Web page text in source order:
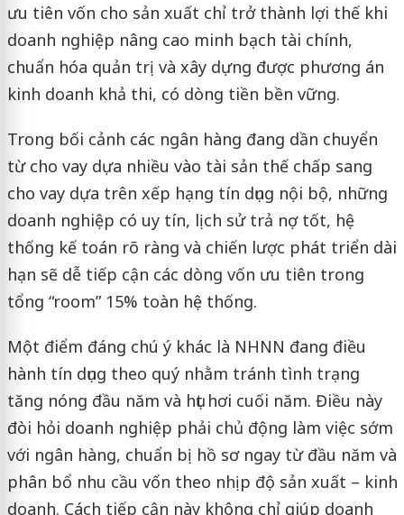
ưu tiên vốn cho sản xuất chỉ trở thành lợi thế khi
doanh nghiệp nâng cao minh bạch tài chính,
chuẩn hóa quản trị và xây dựng được phương án
kinh doanh khả thi, có dòng tiền bền vững.
Trong bối cảnh các ngân hàng đang dần chuyển
từ cho vay dựa nhiều vào tài sản thế chấp sang
cho vay dựa trên xếp hạng tín dụng nội bộ, những
doanh nghiệp có uy tín, lịch sử trả nợ tốt, hệ
thống kế toán rõ ràng và chiến lược phát triển dài
hạn sẽ dễ tiếp cận các dòng vốn ưu tiên trong
tổng “room” 15% toàn hệ thống.
Một điểm đáng chú ý khác là NHNN đang điều
hành tín dụng theo quý nhằm tránh tình trạng
tăng nóng đầu năm và hụt hơi cuối năm. Điều này
đòi hỏi doanh nghiệp phải chủ động làm việc sớm
với ngân hàng, chuẩn bị hồ sơ ngay từ đầu năm và
phân bổ nhu cầu vốn theo nhịp độ sản xuất – kinh
doanh. Cách tiếp cận này không chỉ giúp doanh